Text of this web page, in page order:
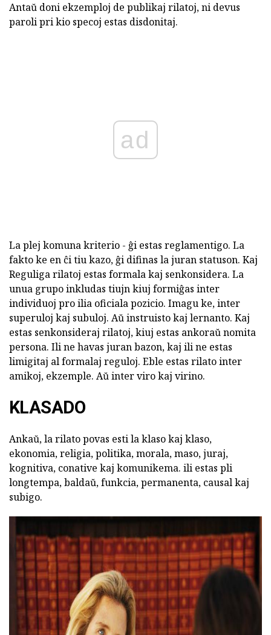
Antaŭ doni ekzemploj de publikaj rilatoj, ni devus
paroli pri kio specoj estas disdonitaj.
ad
La plej komuna kriterio - ĝi estas reglamentigo. La
fakto ke en ĉi tiu kazo, ĝi difinas la juran statuson. Kaj
Reguliga rilatoj estas formala kaj senkonsidera. La
unua grupo inkludas tiujn kiuj formiĝas inter
individuoj pro ilia oficiala pozicio. Imagu ke, inter
superuloj kaj subuloj. Aŭ instruisto kaj lernanto. Kaj
estas senkonsideraj rilatoj, kiuj estas ankoraŭ nomita
persona. Ili ne havas juran bazon, kaj ili ne estas
limigitaj al formalaj reguloj. Eble estas rilato inter
amikoj, ekzemple. Aŭ inter viro kaj virino.
KLASADO
Ankaŭ, la rilato povas esti la klaso kaj klaso,
ekonomia, religia, politika, morala, maso, juraj,
kognitiva, conative kaj komunikema. ili estas pli
longtempa, baldaŭ, funkcia, permanenta, causal kaj
subigo.